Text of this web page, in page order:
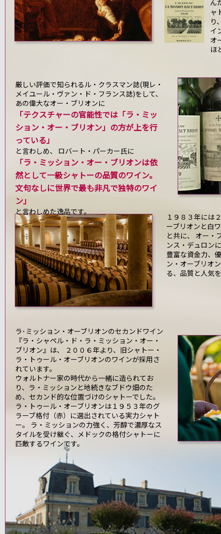
ん
ャ
り
イ
オ
ほ
厳しい評価で知られるル・クラスマン誌(現レ・
メイユール・ヴァン・ド・フランス誌)をして、
あの偉大なオー・ブリオンに
「テクスチャーの官能性では「ラ・ミッ
ション・オー・ブリオン」の方が上を行
っている」
と言わしめ、 ロバート・パーカー氏に
「ラ・ミッション・オー・ブリオンは依
然として一級シャトーの品質のワイン。
文句なしに世界で最も非凡で独特のワイ
ン」
と言わしめた逸品です。
１９８３年には
ーブリオンと白
と共に、 オー・
ンス・デュロン
豊富な資金力、
ン・オーブリオ
る、品質と人気
ラ･ミッション・オーブリオンのセカンドワイン
『ラ・シャペル・ド・ラ・ミッション・オー・
ブリオン』は、 ２００６年より、旧シャトー・
ラ・トゥール・オーブリオンのワインが採用さ
れています。
ウォルトナー家の時代から一緒に造られてお
り、ラ・ミッションと地続きなブドウ畑のた
め、セカンド的な位置づけのシャトーでした。
ラ・トゥール・オーブリオンは１９５３年のグ
ラーブ格付（赤）に選出されている実力シャト
ー。 ラ・ミッションの力強く、芳醇で濃厚なス
タイルを受け継ぐ、メドックの格付シャトーに
匹敵するワインです。